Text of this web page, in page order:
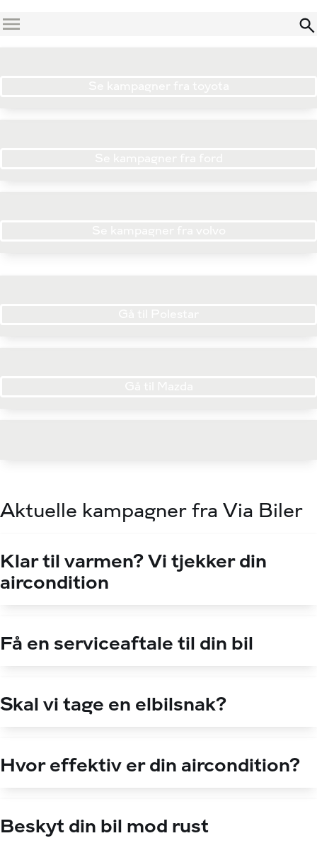
Menu
Aktuelle kampagner fra Via Biler
Klar til varmen? Vi tjekker din
aircondition
Få en serviceaftale til din bil
Skal vi tage en elbilsnak?
Hvor effektiv er din aircondition?
Beskyt din bil mod rust